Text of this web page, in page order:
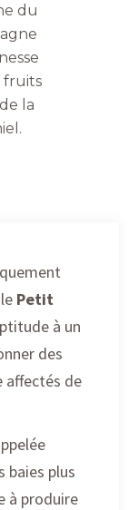
du
fruits
la
Petit
à un
des
affectés de
baies plus
à produire